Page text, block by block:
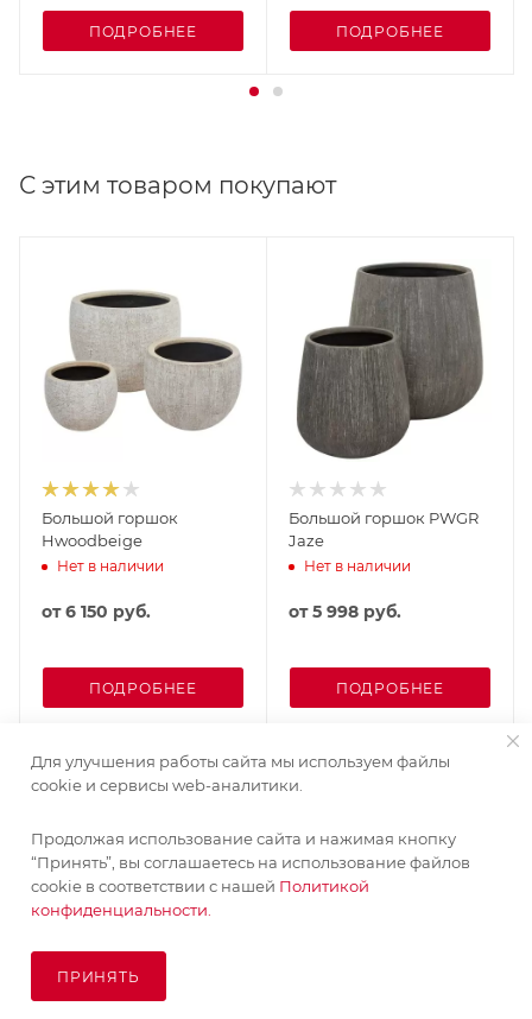
ПОДРОБНЕЕ ПОДРОБНЕЕ
С этим товаром покупают
Большой горшок
Hwoodbeige
Нет в наличии
от6 150 руб.
ПОДРОБНЕЕ
Большой горшок PWGR
Jaze
Нет в наличии
от5 998 руб.
ПОДРОБНЕЕ
Для улучшения работы сайта мы используем файлы
cookie и сервисы web-аналитики.
Продолжая использование сайта и нажимая кнопку
“Принять”, вы соглашаетесь на использование файлов
cookie в соответствии с нашей Политикой
конфиденциальности.
ПРИНЯТЬ